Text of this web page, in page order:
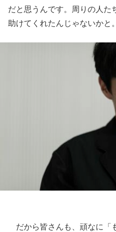
だと思うんです。周りの人た
助けてくれたんじゃないかと。
だから皆さんも、頑なに「